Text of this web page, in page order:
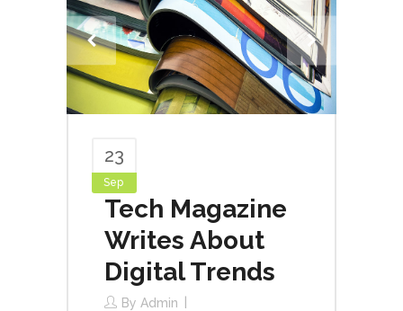
23
Sep
Tech Magazine
Writes About
Digital Trends
By Admin